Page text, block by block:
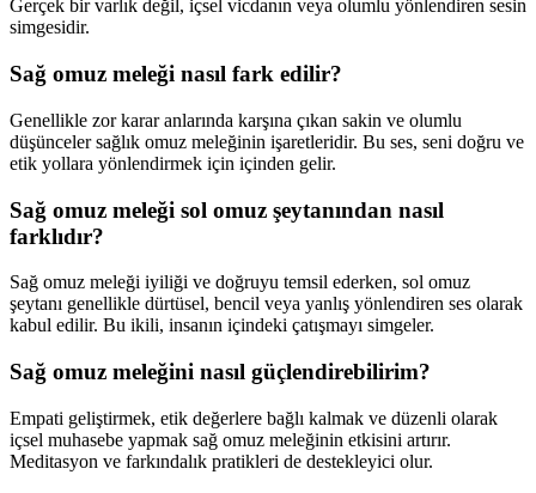
Gerçek bir varlık değil, içsel vicdanın veya olumlu yönlendiren sesin
simgesidir.
Sağ omuz meleği nasıl fark edilir?
Genellikle zor karar anlarında karşına çıkan sakin ve olumlu
düşünceler sağlık omuz meleğinin işaretleridir. Bu ses, seni doğru ve
etik yollara yönlendirmek için içinden gelir.
Sağ omuz meleği sol omuz şeytanından nasıl
farklıdır?
Sağ omuz meleği iyiliği ve doğruyu temsil ederken, sol omuz
şeytanı genellikle dürtüsel, bencil veya yanlış yönlendiren ses olarak
kabul edilir. Bu ikili, insanın içindeki çatışmayı simgeler.
Sağ omuz meleğini nasıl güçlendirebilirim?
Empati geliştirmek, etik değerlere bağlı kalmak ve düzenli olarak
içsel muhasebe yapmak sağ omuz meleğinin etkisini artırır.
Meditasyon ve farkındalık pratikleri de destekleyici olur.